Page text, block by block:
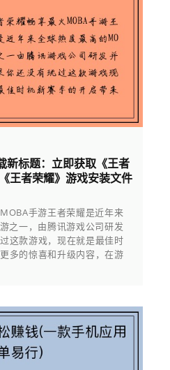
新标题：立即获取《王者
王者荣耀》游戏安装文件
手游王者荣耀是近年来
之一，由腾讯游戏公司研发
这款游戏，现在就是最佳时
多的惊喜和升级内容，在游